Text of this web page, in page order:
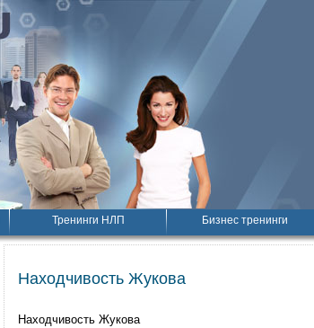
Тренинги НЛП Бизнес тренинги
Находчивость Жукова
Находчивость Жукова